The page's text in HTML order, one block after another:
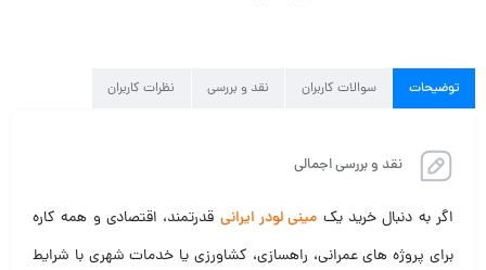
توضیحات سوالات کاربران نقد و بررسی نظرات کاربران
نقد و بررسی اجمالی
اگر به دنبال خرید یک مینی لودر ایرانی قدرتمند، اقتصادی و همه کاره
برای پروژه های عمرانی، راهسازی، کشاورزی یا خدمات شهری با شرایط